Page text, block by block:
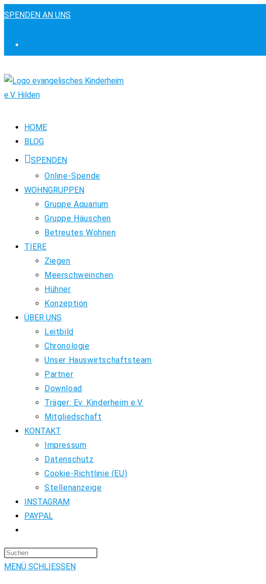
Zum
SPENDEN AN UNS
HOME
BLOG
SPENDEN
Online-Spende
WOHNGRUPPEN
Gruppe Aquarium
Gruppe Häuschen
Betreutes Wohnen
TIERE
Ziegen
Meerschweinchen
Hühner
Konzeption
ÜBER UNS
Leitbild
Chronologie
Unser Hauswirtschaftsteam
Partner
Download
Träger: Ev. Kinderheim e.V.
Mitgliedschaft
KONTAKT
Impressum
Datenschutz
Cookie-Richtlinie (EU)
Stellenanzeige
INSTAGRAM
PAYPAL
UMSCHALTEN
Press
MENÜ SCHLIESSEN